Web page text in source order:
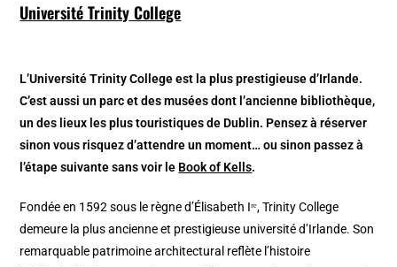
Université Trinity College
L’Université Trinity College est la plus prestigieuse d’Irlande.
C’est aussi un parc et des musées dont l’ancienne bibliothèque,
un des lieux les plus touristiques de Dublin. Pensez à réserver
sinon vous risquez d’attendre un moment… ou sinon passez à
l’étape suivante sans voir le Book of Kells.
Fondée en 1592 sous le règne d’Élisabeth Iʳᵉ, Trinity College
demeure la plus ancienne et prestigieuse université d’Irlande. Son
remarquable patrimoine architectural reflète l’histoire